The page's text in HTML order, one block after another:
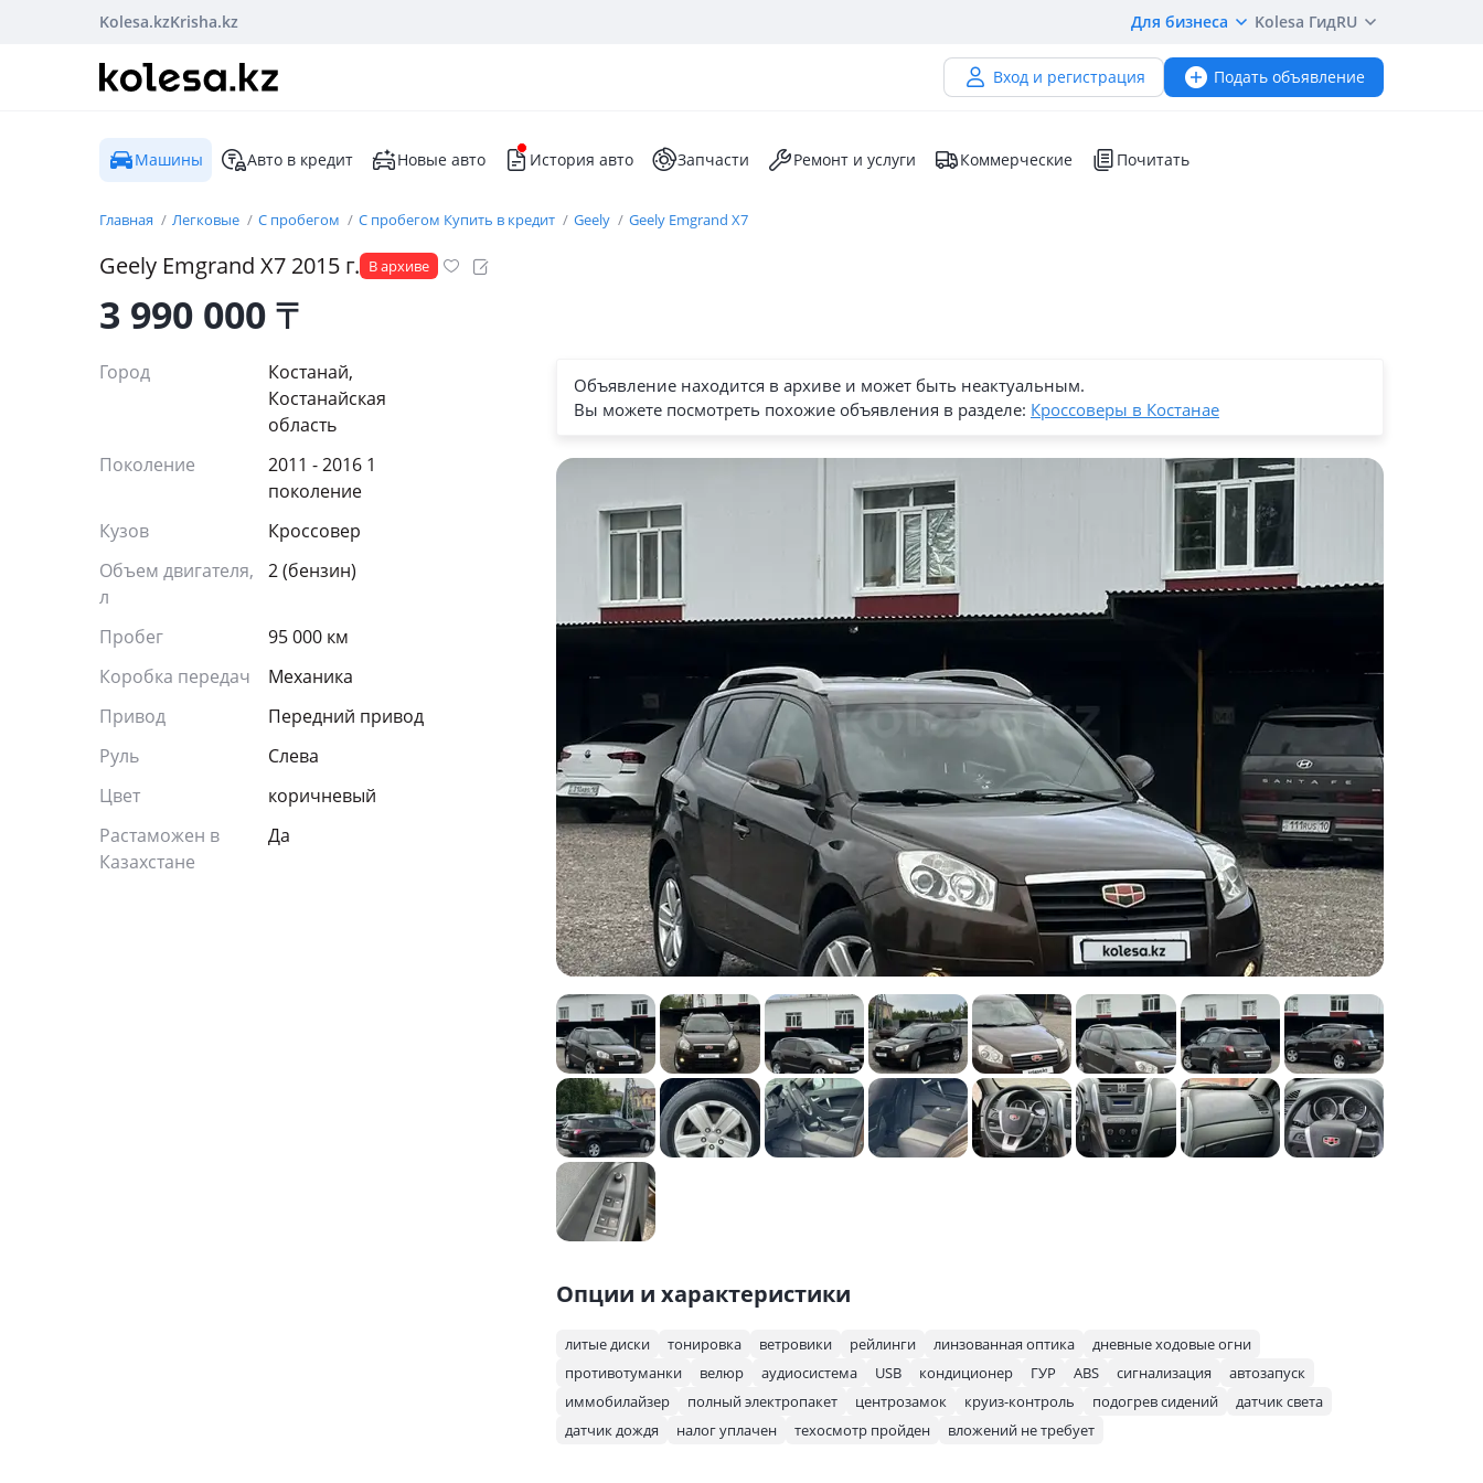
Kolesa.kzKrisha.kz Для бизнеса Kolesa ГидRU
Вход и регистрация Подать объявление
Машины Авто в кредит Новые авто История авто Запчасти Ремонт и услуги Коммерческие Почитать
Главная Легковые С пробегом С пробегом Купить в кредит Geely Geely Emgrand X7
Geely Emgrand X7 2015 г. В архиве
3 990 000₸
Город
Костанай,
Костанайская
область
Поколение
2011 - 2016 1
поколение
Кузов
Кроссовер
Объем двигателя,
л
2 (бензин)
Пробег
95 000 км
Коробка передач
Механика
Привод
Передний привод
Руль
Слева
Цвет
коричневый
Растаможен в
Казахстане
Да
Объявление находится в архиве и может быть неактуальным.
Вы можете посмотреть похожие объявления в разделе: Кроссоверы в Костанае
Опции и характеристики
литые диски тонировка ветровики рейлинги линзованная оптика
дневные ходовые огни
противотуманки
велюр аудиосистема USB кондиционер ГУР ABS сигнализация
автозапуск
иммобилайзер
полный электропакет центрозамок круиз-контроль подогрев сидений
датчик света
датчик дождя
налог уплачен техосмотр пройден вложений не требует